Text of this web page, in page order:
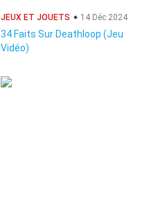
JEUX ET JOUETS 14 Déc 2024
34 Faits Sur Deathloop (Jeu
Vidéo)